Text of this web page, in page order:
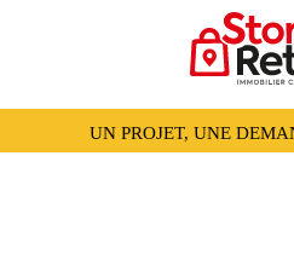
UN PROJET, UNE